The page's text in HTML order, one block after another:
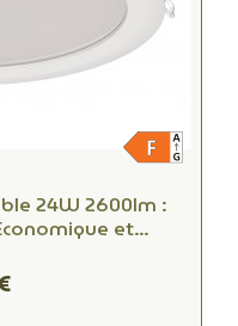
24W 2600lm :
et